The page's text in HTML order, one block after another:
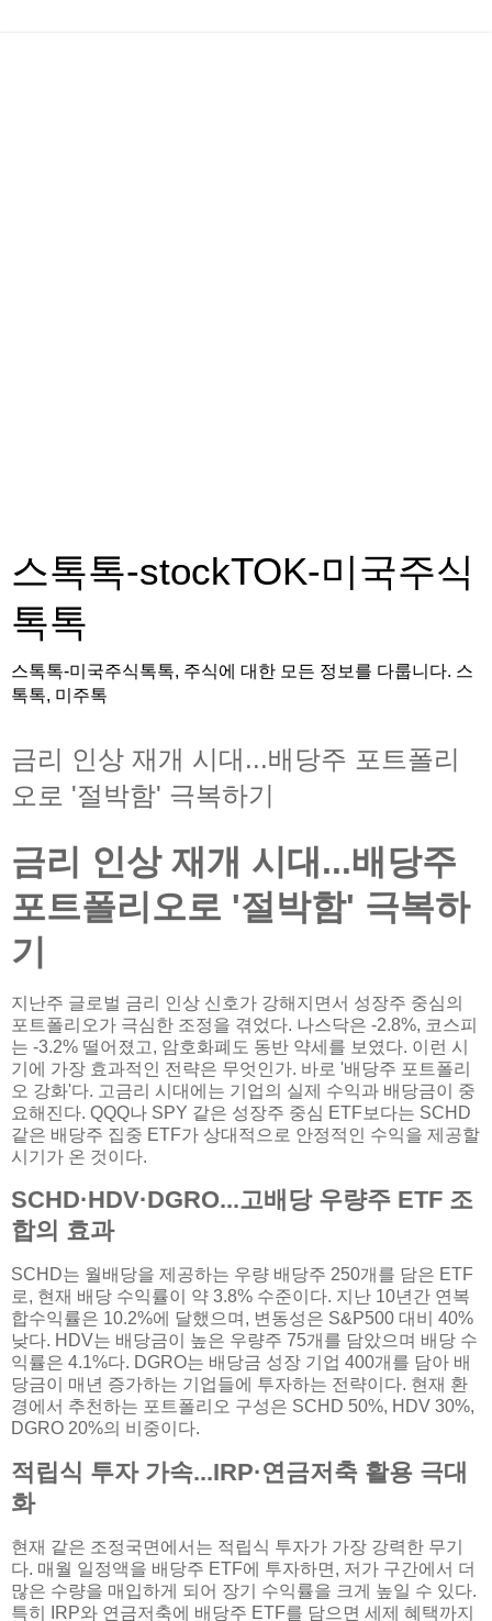
스톡톡-stockTOK-미국주식
톡톡
스톡톡-미국주식톡톡, 주식에 대한 모든 정보를 다룹니다. 스
톡톡, 미주톡
금리 인상 재개 시대...배당주 포트폴리
오로 '절박함' 극복하기
금리 인상 재개 시대...배당주
포트폴리오로 '절박함' 극복하
기
지난주 글로벌 금리 인상 신호가 강해지면서 성장주 중심의
포트폴리오가 극심한 조정을 겪었다. 나스닥은 -2.8%, 코스피
는 -3.2% 떨어졌고, 암호화폐도 동반 약세를 보였다. 이런 시
기에 가장 효과적인 전략은 무엇인가. 바로 '배당주 포트폴리
오 강화'다. 고금리 시대에는 기업의 실제 수익과 배당금이 중
요해진다. QQQ나 SPY 같은 성장주 중심 ETF보다는 SCHD
같은 배당주 집중 ETF가 상대적으로 안정적인 수익을 제공할
시기가 온 것이다.
SCHD·HDV·DGRO...고배당 우량주 ETF 조
합의 효과
SCHD는 월배당을 제공하는 우량 배당주 250개를 담은 ETF
로, 현재 배당 수익률이 약 3.8% 수준이다. 지난 10년간 연복
합수익률은 10.2%에 달했으며, 변동성은 S&P500 대비 40%
낮다. HDV는 배당금이 높은 우량주 75개를 담았으며 배당 수
익률은 4.1%다. DGRO는 배당금 성장 기업 400개를 담아 배
당금이 매년 증가하는 기업들에 투자하는 전략이다. 현재 환
경에서 추천하는 포트폴리오 구성은 SCHD 50%, HDV 30%,
DGRO 20%의 비중이다.
적립식 투자 가속...IRP·연금저축 활용 극대
화
현재 같은 조정국면에서는 적립식 투자가 가장 강력한 무기
다. 매월 일정액을 배당주 ETF에 투자하면, 저가 구간에서 더
많은 수량을 매입하게 되어 장기 수익률을 크게 높일 수 있다.
특히 IRP와 연금저축에 배당주 ETF를 담으면 세제 혜택까지